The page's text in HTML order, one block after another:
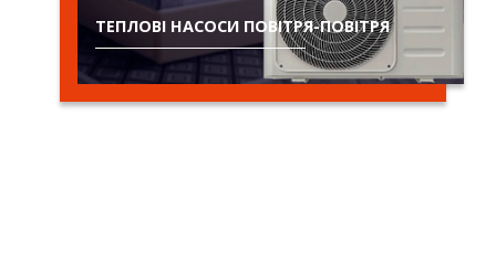
ТЕПЛОВІ НАСОСИ ПОВІТРЯ-ПОВІТРЯ